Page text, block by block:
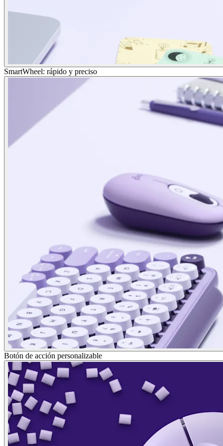
SmartWheel: rápido y preciso
Botón de acción personalizable